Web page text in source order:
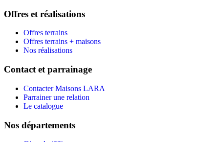
Offres et réalisations
Offres terrains
Offres terrains + maisons
Nos réalisations
Contact et parrainage
Contacter Maisons LARA
Parrainer une relation
Le catalogue
Nos départements